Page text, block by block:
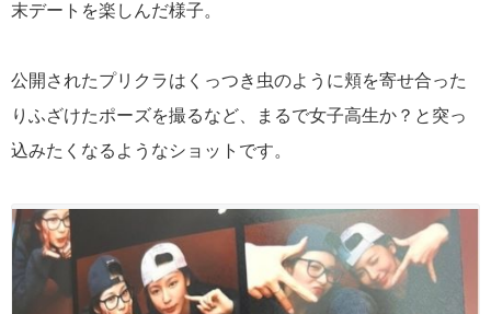
末デートを楽しんだ様子。
公開されたプリクラはくっつき虫のように頬を寄せ合った
りふざけたポーズを撮るなど、まるで女子高生か？と突っ
込みたくなるようなショットです。